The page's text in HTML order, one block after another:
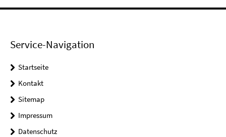
Service-Navigation
Startseite
Kontakt
Sitemap
Impressum
Datenschutz